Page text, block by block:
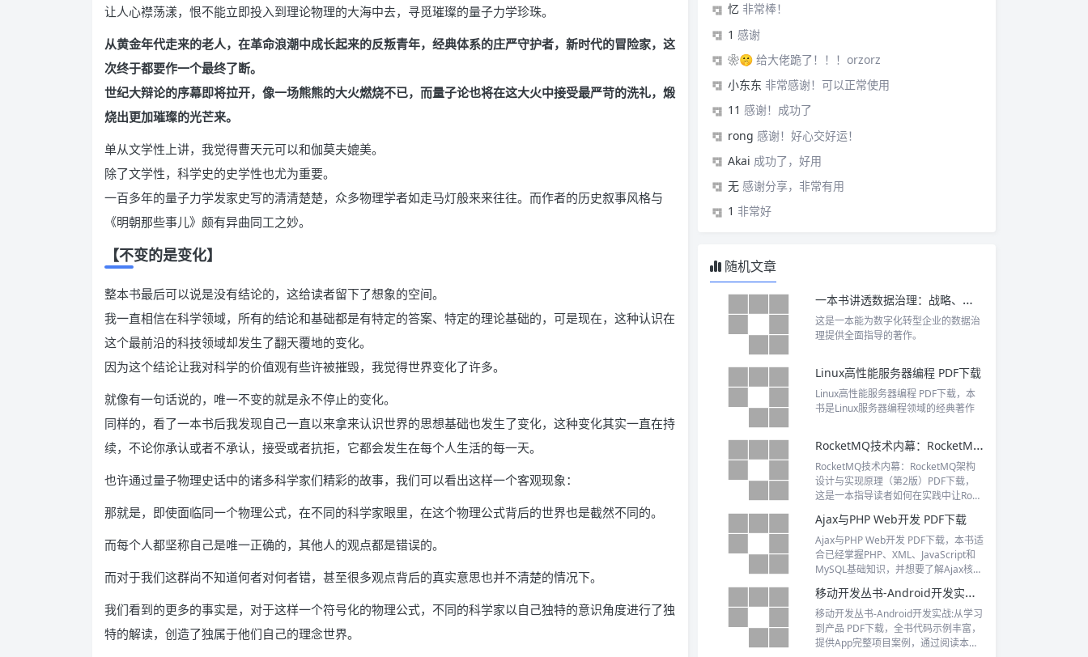
让人心襟荡漾，恨不能立即投入到理论物理的大海中去，寻觅璀璨的量子力学珍珠。
从黄金年代走来的老人，在革命浪潮中成长起来的反叛青年，经典体系的庄严守护者，新时代的冒险家，这
次终于都要作一个最终了断。
世纪大辩论的序幕即将拉开，像一场熊熊的大火燃烧不已，而量子论也将在这大火中接受最严苛的洗礼，煅
烧出更加璀璨的光芒来。
单从文学性上讲，我觉得曹天元可以和伽莫夫媲美。
除了文学性，科学史的史学性也尤为重要。
一百多年的量子力学发家史写的清清楚楚，众多物理学者如走马灯般来来往往。而作者的历史叙事风格与
《明朝那些事儿》颇有异曲同工之妙。
【不变的是变化】
整本书最后可以说是没有结论的，这给读者留下了想象的空间。
我一直相信在科学领域，所有的结论和基础都是有特定的答案、特定的理论基础的，可是现在，这种认识在
这个最前沿的科技领域却发生了翻天覆地的变化。
因为这个结论让我对科学的价值观有些许被摧毁，我觉得世界变化了许多。
就像有一句话说的，唯一不变的就是永不停止的变化。
同样的，看了一本书后我发现自己一直以来拿来认识世界的思想基础也发生了变化，这种变化其实一直在持
续，不论你承认或者不承认，接受或者抗拒，它都会发生在每个人生活的每一天。
也许通过量子物理史话中的诸多科学家们精彩的故事，我们可以看出这样一个客观现象：
那就是，即使面临同一个物理公式，在不同的科学家眼里，在这个物理公式背后的世界也是截然不同的。
而每个人都坚称自己是唯一正确的，其他人的观点都是错误的。
而对于我们这群尚不知道何者对何者错，甚至很多观点背后的真实意思也并不清楚的情况下。
我们看到的更多的事实是，对于这样一个符号化的物理公式，不同的科学家以自己独特的意识角度进行了独
特的解读，创造了独属于他们自己的理念世界。
忆 非常棒！
1 感谢
❀🤫 给大佬跪了！！！orzorz
小东东 非常感谢！可以正常使用
11 感谢！成功了
rong 感谢！好心交好运！
Akai 成功了，好用
无 感谢分享，非常有用
1 非常好
随机文章
一本书讲透数据治理：战略、方法、工具与实践 PDF下载
这是一本能为数字化转型企业的数据治
理提供全面指导的著作。
Linux高性能服务器编程 PDF下载
Linux高性能服务器编程 PDF下载，本
书是Linux服务器编程领域的经典著作
RocketMQ技术内幕：RocketMQ架构设计与实现原理（第2版）PDF下载
RocketMQ技术内幕：RocketMQ架构
设计与实现原理（第2版）PDF下载，
这是一本指导读者如何在实践中让Rock
和低延迟的著作。
Ajax与PHP Web开发 PDF下载
Ajax与PHP Web开发 PDF下载，本书适
合已经掌握PHP、XML、JavaScript和
MySQL基础知识，并想要了解Ajax核心
移动开发丛书-Android开发实战:从学习到产品 PDF下载
移动开发丛书-Android开发实战:从学习
到产品 PDF下载，全书代码示例丰富，
提供App完整项目案例，通过阅读本